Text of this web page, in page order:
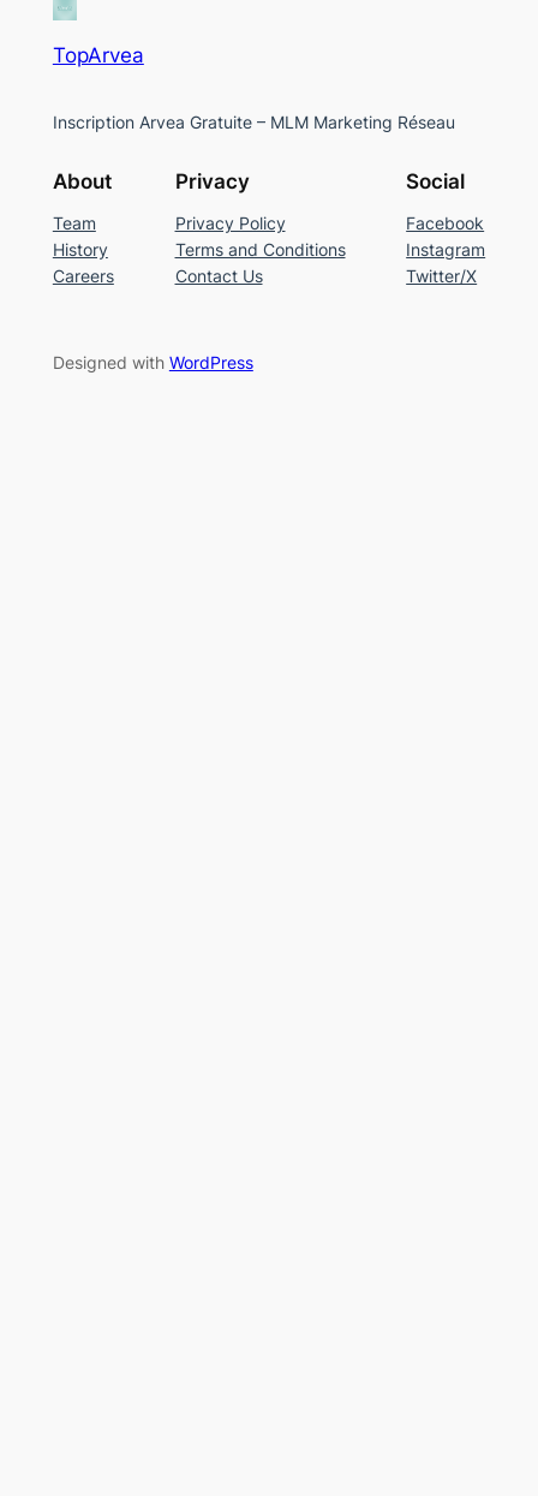
TopArvea
Inscription Arvea Gratuite – MLM Marketing Réseau
About
Team
History
Careers
Privacy
Privacy Policy
Terms and Conditions
Contact Us
Social
Facebook
Instagram
Twitter/X
Designed with WordPress